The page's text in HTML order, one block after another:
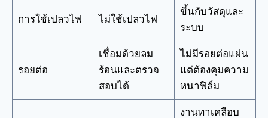
การใช้เปลวไฟ ไม่ใช้เปลวไฟ
ขึ้นกับวัสดุและ
ระบบ
รอยต่อ
เชื่อมด้วยลม
ร้อนและตรวจ
สอบได้
ไม่มีรอยต่อแผ่น
แต่ต้องคุมความ
หนาฟิล์ม
งานทาเคลือบ